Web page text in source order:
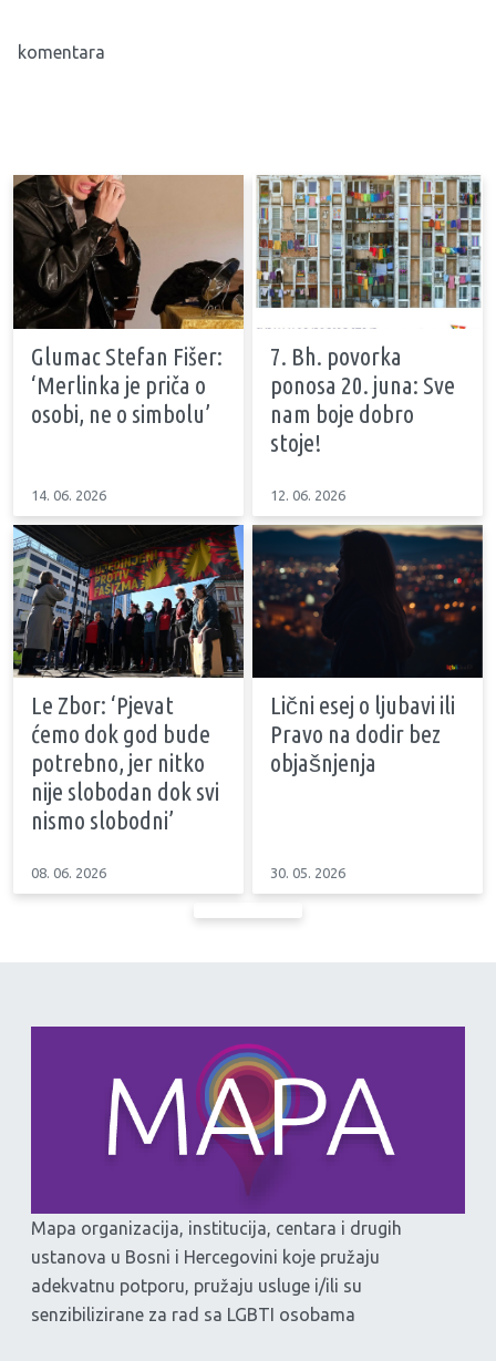
komentara
Glumac Stefan Fišer:
‘Merlinka je priča o
osobi, ne o simbolu’
14. 06. 2026
7. Bh. povorka
ponosa 20. juna: Sve
nam boje dobro
stoje!
12. 06. 2026
Le Zbor: ‘Pjevat
ćemo dok god bude
potrebno, jer nitko
nije slobodan dok svi
nismo slobodni’
08. 06. 2026
Lični esej o ljubavi ili
Pravo na dodir bez
objašnjenja
30. 05. 2026
Mapa organizacija, institucija, centara i drugih
ustanova u Bosni i Hercegovini koje pružaju
adekvatnu potporu, pružaju usluge i/ili su
senzibilizirane za rad sa LGBTI osobama